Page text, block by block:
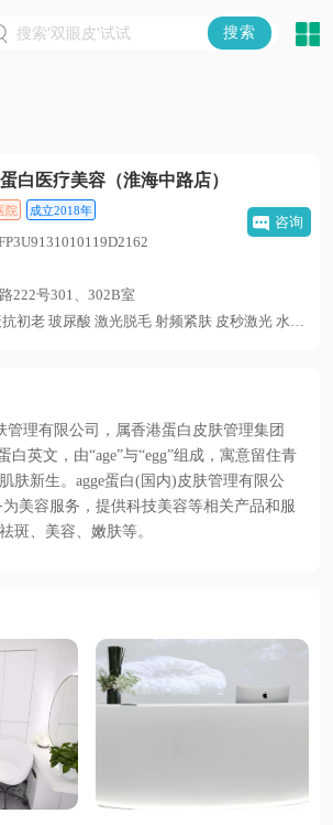
白医疗美容（淮海中路店）
院 成立2018年
222号301、302B室
初老 玻尿酸 激光脱毛 射频紧肤 皮秒激光 水光针
咨询
管理有限公司，属香港蛋白皮肤管理集团
白英文，由“age”与“egg”组成，寓意留住青
肤新生。agge蛋白(国内)皮肤管理有限公
美容服务，提供科技美容等相关产品和服
斑、美容、嫩肤等。